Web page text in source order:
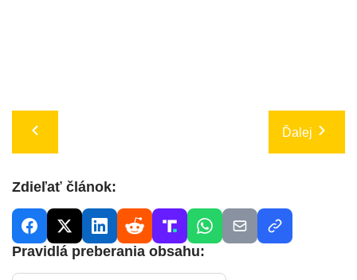
Ďalej
Zdieľať článok:
Pravidlá preberania obsahu: